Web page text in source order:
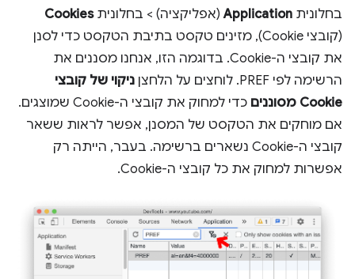
בחלונית Application(אפליקציה) > בחלוניתCookies
(קובצי Cookie), מזינים טקסט בתיבת הטקסט כדי לסנן
את קובצי ה-Cookie. בדוגמה הזו, אנחנו מסננים את
הרשימה לפי PREF. לוחצים על הלחצן
ניקוי של קובצי
Cookie מסוננים
כדי למחוק את קובצי ה-Cookie שמוצגים.
אם מוחקים את הטקסט של המסנן, אפשר לראות ששאר
קובצי ה-Cookie נשארים ברשימה. בעבר, הייתה רק
אפשרות למחוק את כל קובצי ה-Cookie.